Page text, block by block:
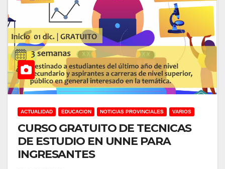
ACTUALIDAD EDUCACION NOTICIAS PROVINCIALES VARIOS
CURSO GRATUITO DE TECNICAS
DE ESTUDIO EN UNNE PARA
INGRESANTES